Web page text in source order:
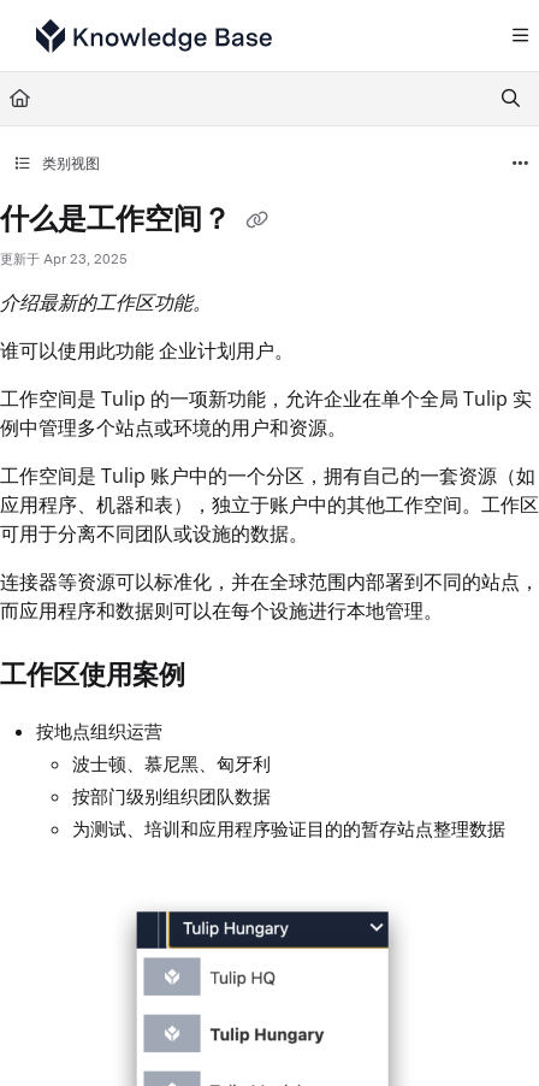
Documentation Index
Fetch the complete documentation index at:
Use this file to discover all available pages before exploring further.
类别视图
什么是工作空间？
更新于 Apr 23, 2025
介绍最新的工作区功能。
谁可以使用此功能 企业计划用户。
工作空间是 Tulip 的一项新功能，允许企业在单个全局 Tulip 实
例中管理多个站点或环境的用户和资源。
工作空间是 Tulip 账户中的一个分区，拥有自己的一套资源（如
应用程序、机器和表），独立于账户中的其他工作空间。工作区
可用于分离不同团队或设施的数据。
连接器等资源可以标准化，并在全球范围内部署到不同的站点，
而应用程序和数据则可以在每个设施进行本地管理。
工作区使用案例
按地点组织运营
波士顿、慕尼黑、匈牙利
按部门级别组织团队数据
为测试、培训和应用程序验证目的的暂存站点整理数据